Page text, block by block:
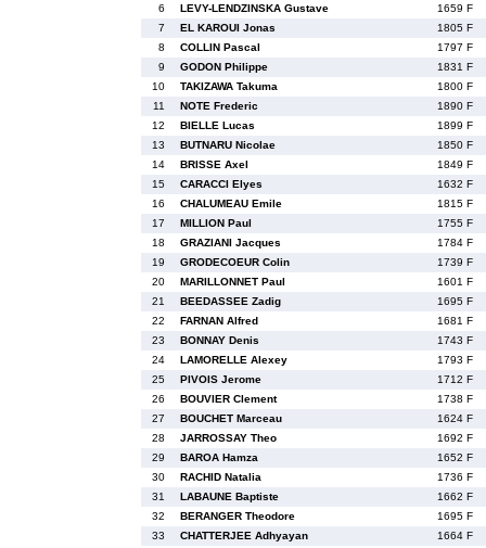
6
LEVY-LENDZINSKA Gustave
1659 F
7
EL KAROUI Jonas
1805 F
8
COLLIN Pascal
1797 F
9
GODON Philippe
1831 F
10
TAKIZAWA Takuma
1800 F
11
NOTE Frederic
1890 F
12
BIELLE Lucas
1899 F
13
BUTNARU Nicolae
1850 F
14
BRISSE Axel
1849 F
15
CARACCI Elyes
1632 F
16
CHALUMEAU Emile
1815 F
17
MILLION Paul
1755 F
18
GRAZIANI Jacques
1784 F
19
GRODECOEUR Colin
1739 F
20
MARILLONNET Paul
1601 F
21
BEEDASSEE Zadig
1695 F
22
FARNAN Alfred
1681 F
23
BONNAY Denis
1743 F
24
LAMORELLE Alexey
1793 F
25
PIVOIS Jerome
1712 F
26
BOUVIER Clement
1738 F
27
BOUCHET Marceau
1624 F
28
JARROSSAY Theo
1692 F
29
BAROA Hamza
1652 F
30
RACHID Natalia
1736 F
31
LABAUNE Baptiste
1662 F
32
BERANGER Theodore
1695 F
33
CHATTERJEE Adhyayan
1664 F